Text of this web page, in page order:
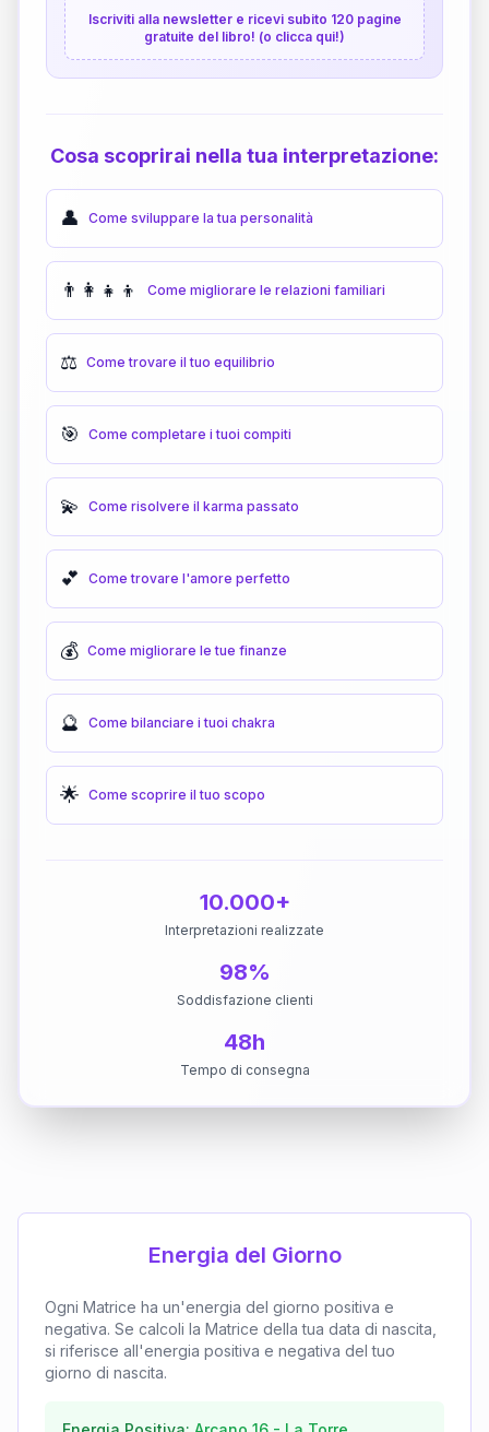
Iscriviti alla newsletter e ricevi subito 120 pagine
gratuite del libro! (o clicca qui!)
Cosa scoprirai nella tua interpretazione:
👤 Come sviluppare la tua personalità
👨‍👩‍👧‍👦 Come migliorare le relazioni familiari
⚖️ Come trovare il tuo equilibrio
🎯 Come completare i tuoi compiti
💫 Come risolvere il karma passato
💕 Come trovare l'amore perfetto
💰 Come migliorare le tue finanze
🔮 Come bilanciare i tuoi chakra
🌟 Come scoprire il tuo scopo
10.000+
Interpretazioni realizzate
98%
Soddisfazione clienti
48h
Tempo di consegna
Energia del Giorno
Ogni Matrice ha un'energia del giorno positiva e
negativa. Se calcoli la Matrice della tua data di nascita,
si riferisce all'energia positiva e negativa del tuo
giorno di nascita.